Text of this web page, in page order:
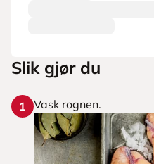
Slik gjør du
1 Vask rognen.